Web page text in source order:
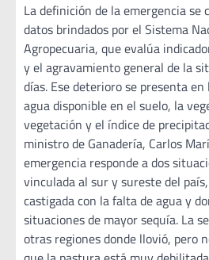
La definición de la emergencia se
datos brindados por el Sistema
Agropecuaria, que evalúa
y el agravamiento general de la
días. Ese deterioro se presenta
agua disponible en el suelo, la
vegetación y el índice de
ministro de Ganadería, Carlos
emergencia responde a dos
vinculada al sur y sureste del
castigada con la falta de agua y
situaciones de mayor sequía. La
otras regiones donde llovió, pero